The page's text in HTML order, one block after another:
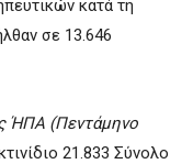
κατά τη
σε 13.646
ΉΠΑ (Πεντάμηνο
21.833 Σύνολο